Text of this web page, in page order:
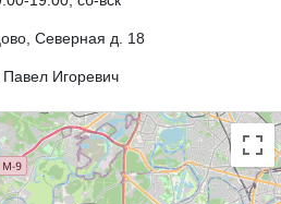
Северная д. 18
Игоревич